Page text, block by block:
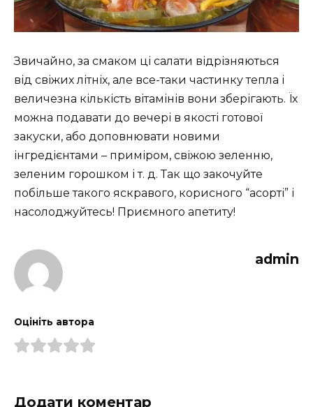
Звичайно, за смаком ці салати відрізняються
від свіжих літніх, але все-таки частинку тепла і
величезна кількість вітамінів вони зберігають. Їх
можна подавати до вечері в якості готової
закуски, або доповнювати новими
інгредієнтами – приміром, свіжою зеленню,
зеленим горошком і т. д. Так що закочуйте
побільше такого яскравого, корисного “асорті” і
насолоджуйтесь! Приємного апетиту!
admin
Оцініть автора
Додати коментар